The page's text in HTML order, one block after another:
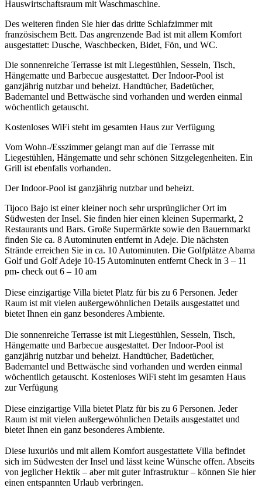
Hauswirtschaftsraum mit Waschmaschine.
Des weiteren finden Sie hier das dritte Schlafzimmer mit
französischem Bett. Das angrenzende Bad ist mit allem Komfort
ausgestattet: Dusche, Waschbecken, Bidet, Fön, und WC.
Die sonnenreiche Terrasse ist mit Liegestühlen, Sesseln, Tisch,
Hängematte und Barbecue ausgestattet. Der Indoor-Pool ist
ganzjährig nutzbar und beheizt. Handtücher, Badetücher,
Bademantel und Bettwäsche sind vorhanden und werden einmal
wöchentlich getauscht.
Kostenloses WiFi steht im gesamten Haus zur Verfügung
Vom Wohn-/Esszimmer gelangt man auf die Terrasse mit
Liegestühlen, Hängematte und sehr schönen Sitzgelegenheiten. Ein
Grill ist ebenfalls vorhanden.
Der Indoor-Pool ist ganzjährig nutzbar und beheizt.
Tijoco Bajo ist einer kleiner noch sehr ursprünglicher Ort im
Südwesten der Insel. Sie finden hier einen kleinen Supermarkt, 2
Restaurants und Bars. Große Supermärkte sowie den Bauernmarkt
finden Sie ca. 8 Autominuten entfernt in Adeje. Die nächsten
Strände erreichen Sie in ca. 10 Autominuten. Die Golfplätze Abama
Golf und Golf Adeje 10-15 Autominuten entfernt Check in 3 – 11
pm- check out 6 – 10 am
Diese einzigartige Villa bietet Platz für bis zu 6 Personen. Jeder
Raum ist mit vielen außergewöhnlichen Details ausgestattet und
bietet Ihnen ein ganz besonderes Ambiente.
Die sonnenreiche Terrasse ist mit Liegestühlen, Sesseln, Tisch,
Hängematte und Barbecue ausgestattet. Der Indoor-Pool ist
ganzjährig nutzbar und beheizt. Handtücher, Badetücher,
Bademantel und Bettwäsche sind vorhanden und werden einmal
wöchentlich getauscht. Kostenloses WiFi steht im gesamten Haus
zur Verfügung
Diese einzigartige Villa bietet Platz für bis zu 6 Personen. Jeder
Raum ist mit vielen außergewöhnlichen Details ausgestattet und
bietet Ihnen ein ganz besonderes Ambiente.
Diese luxuriös und mit allem Komfort ausgestattete Villa befindet
sich im Südwesten der Insel und lässt keine Wünsche offen. Abseits
von jeglicher Hektik – aber mit guter Infrastruktur – können Sie hier
einen entspannten Urlaub verbringen.